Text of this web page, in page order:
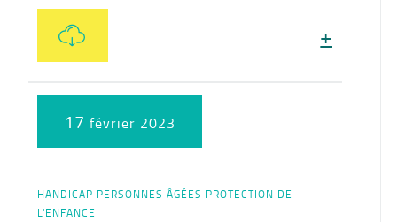
+
17 février 2023
HANDICAP PERSONNES ÂGÉES PROTECTION DE
L'ENFANCE